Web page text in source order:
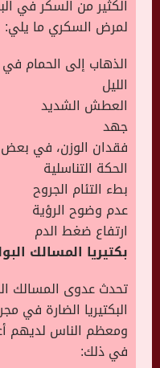
الكثير من السكر في
لمرض السكري ما يلي:
الذهاب إلى الحمام
الليل
العطش الشديد
جهد
فقدان الوزن، في بعض
الحكة التناسلية
بطء التئام الجروح
عدم وضوح الرؤية
ارتفاع ضغط الدم
بكتيريا المسالك
البكتيريا الضارة في
ومعظم الناس لديهم
في ذلك: